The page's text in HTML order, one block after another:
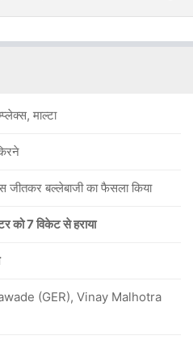
माल्टा
जीतकर बल्लेबाजी का फैसला किया
को 7 विकेट से हराया
(GER), Vinay Malhotra